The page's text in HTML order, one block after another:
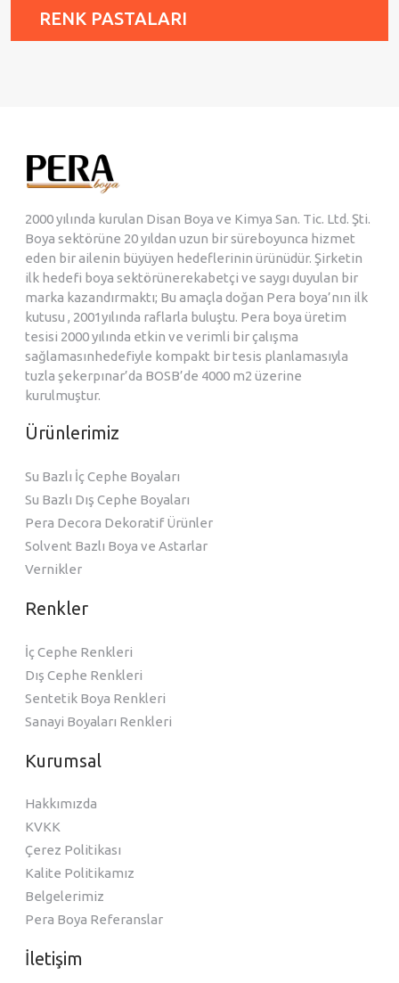
RENK PASTALARI
2000 yılında kurulan Disan Boya ve Kimya San. Tic. Ltd. Şti.
Boya sektörüne 20 yıldan uzun bir süreboyunca hizmet
eden bir ailenin büyüyen hedeflerinin ürünüdür. Şirketin
ilk hedefi boya sektörünerekabetçi ve saygı duyulan bir
marka kazandırmaktı; Bu amaçla doğan Pera boya’nın ilk
kutusu , 2001yılında raflarla buluştu. Pera boya üretim
tesisi 2000 yılında etkin ve verimli bir çalışma
sağlamasınhedefiyle kompakt bir tesis planlamasıyla
tuzla şekerpınar’da BOSB’de 4000 m2 üzerine
kurulmuştur.
Ürünlerimiz
Su Bazlı İç Cephe Boyaları
Su Bazlı Dış Cephe Boyaları
Pera Decora Dekoratif Ürünler
Solvent Bazlı Boya ve Astarlar
Vernikler
Renkler
İç Cephe Renkleri
Dış Cephe Renkleri
Sentetik Boya Renkleri
Sanayi Boyaları Renkleri
Kurumsal
Hakkımızda
KVKK
Çerez Politikası
Kalite Politikamız
Belgelerimiz
Pera Boya Referanslar
İletişim